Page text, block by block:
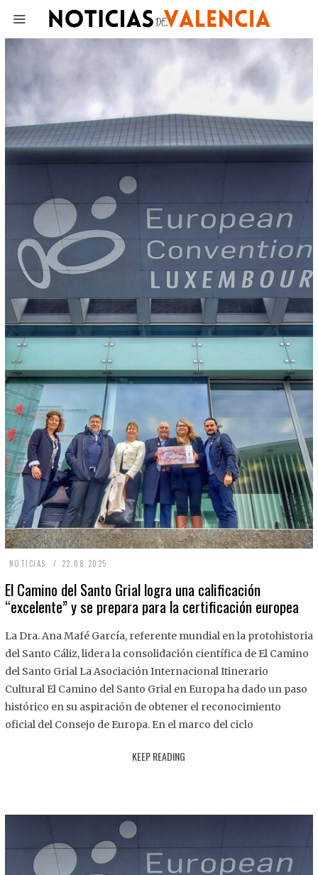
NOTICIAS 22.08.2025
.
8
2
2
El Camino del Santo Grial logra una calificación
“excelente” y se prepara para la certificación europea
La Dra. Ana Mafé García, referente mundial en la protohistoria
del Santo Cáliz, lidera la consolidación científica de El Camino
del Santo Grial La Asociación Internacional Itinerario
Cultural El Camino del Santo Grial en Europa ha dado un paso
histórico en su aspiración de obtener el reconocimiento
oficial del Consejo de Europa. En el marco del ciclo
KEEP READING